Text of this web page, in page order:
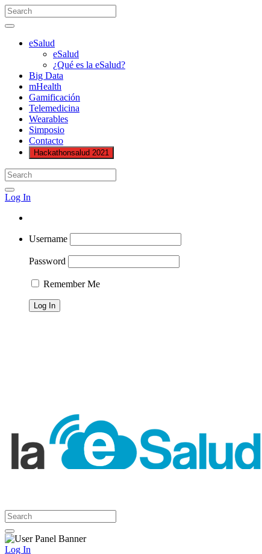
eSalud
eSalud
¿Qué es la eSalud?
Big Data
mHealth
Gamificación
Telemedicina
Wearables
Simposio
Contacto
Hackathonsalud 2021
Log In
Username
Password
Remember Me
Log In